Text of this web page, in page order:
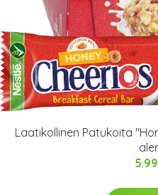
Laatikollinen Patukoita